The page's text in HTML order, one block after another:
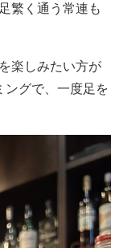
繁く通う常連も
楽しみたい方が
ングで、一度足を